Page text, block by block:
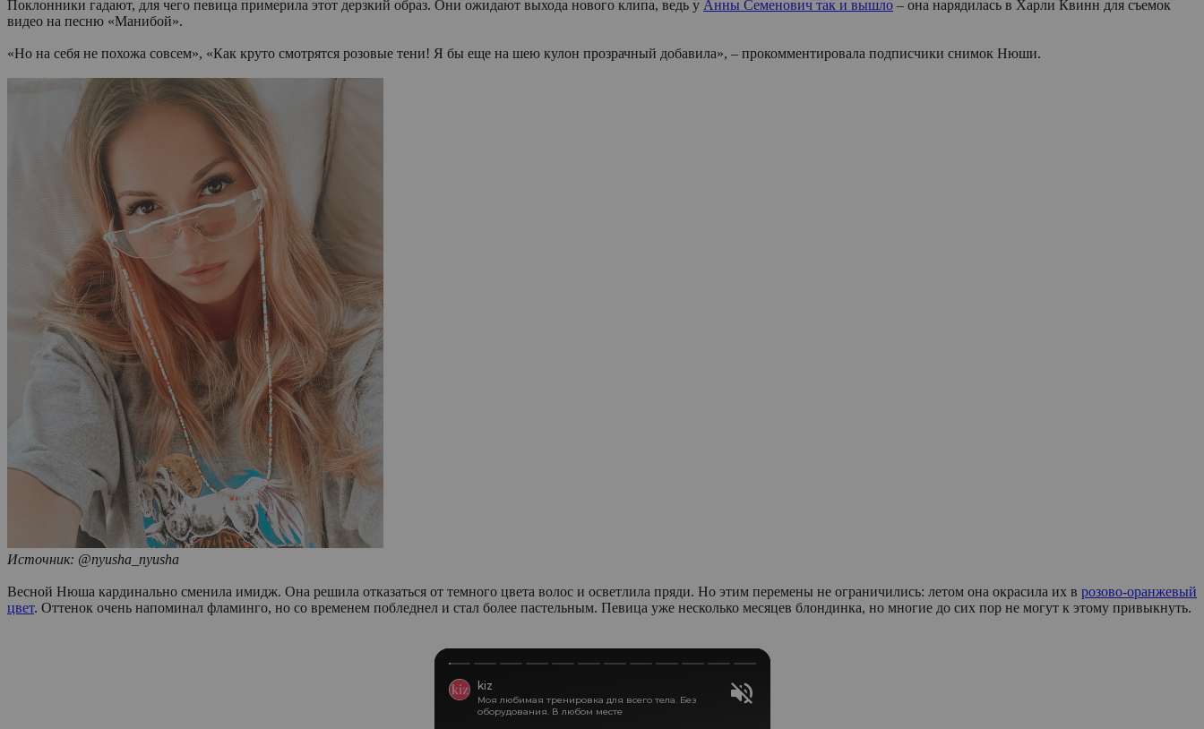
Поклонники гадают, для чего певица примерила этот дерзкий образ. Они ожидают выхода нового клипа, ведь у Анны Семенович так и вышло – она нарядилась в Харли Квинн для съемок
видео на песню «Манибой».
«Но на себя не похожа совсем», «Как круто смотрятся розовые тени! Я бы еще на шею кулон прозрачный добавила», – прокомментировала подписчики снимок Нюши.
Источник: @nyusha_nyusha
Весной Нюша кардинально сменила имидж. Она решила отказаться от темного цвета волос и осветлила пряди. Но этим перемены не ограничились: летом она окрасила их в розово-оранжевый
цвет. Оттенок очень напоминал фламинго, но со временем побледнел и стал более пастельным. Певица уже несколько месяцев блондинка, но многие до сих пор не могут к этому привыкнуть.